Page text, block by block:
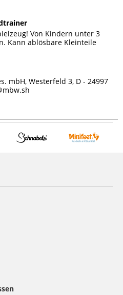
Von Kindern unter 3
Kann ablösbare Kleinteile
mbH, Westerfeld 3, D - 24997